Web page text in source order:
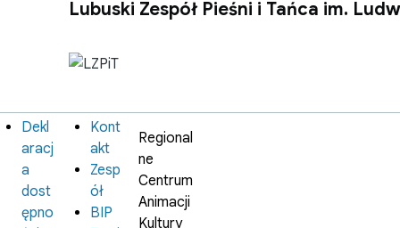
Lubuski Zespół Pieśni i Tańca im.
Informacje
prawne
Dekl
aracj
a
dost
ępno
Instytucja
Kont
akt
Zesp
ół
BIP
Regional
ne
Centrum
Animacji
Kultury